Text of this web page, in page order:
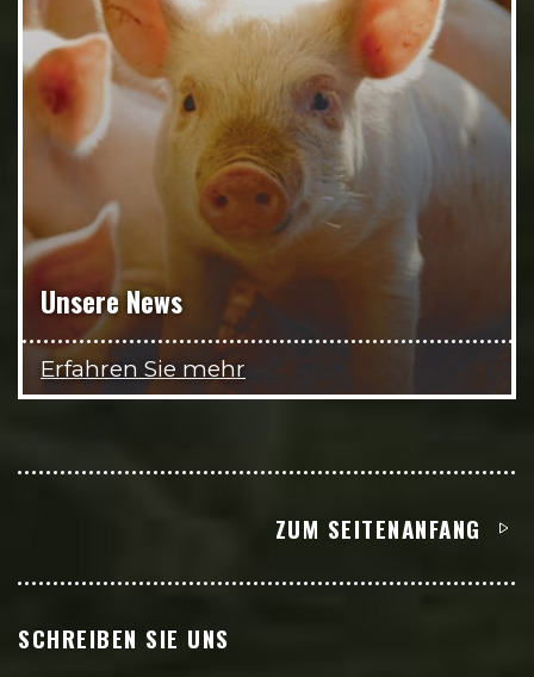
Unsere News
Erfahren Sie mehr
ZUM SEITENANFANG
SCHREIBEN SIE UNS